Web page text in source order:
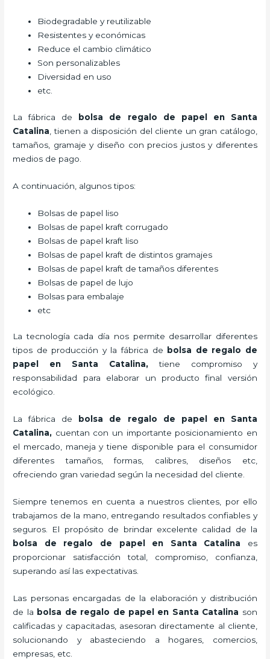
Biodegradable y reutilizable
Resistentes y económicas
Reduce el cambio climático
Son personalizables
Diversidad en uso
etc.
La fábrica de
bolsa de regalo de papel en Santa
Catalina , tienen a disposición del cliente un gran catálogo,
tamaños, gramaje y diseño con precios justos y diferentes
medios de pago.
A continuación, algunos tipos:
Bolsas de papel liso
Bolsas de papel kraft corrugado
Bolsas de papel kraft liso
Bolsas de papel kraft de distintos gramajes
Bolsas de papel kraft de tamaños diferentes
Bolsas de papel de lujo
Bolsas para embalaje
etc
La tecnología cada día nos permite desarrollar diferentes
tipos de producción y la fábrica de
bolsa de regalo de
papel en Santa Catalina, tiene compromiso y
responsabilidad para elaborar un producto final versión
ecológico.
La fábrica de
bolsa de regalo de papel en Santa
Catalina, cuentan con un importante posicionamiento en
el mercado,
maneja y tiene disponible para el consumidor
diferentes tamaños, formas, calibres, diseños etc,
ofreciendo gran variedad según la necesidad del cliente.
Siempre tenemos en cuenta a nuestros clientes, por ello
trabajamos de la mano, entregando resultados confiables y
seguros. El propósito de brindar excelente calidad de la
bolsa de regalo de papel en Santa Catalina es
proporcionar satisfacción total, compromiso, confianza,
superando así las expectativas.
Las personas encargadas de la elaboración y distribución
de la bolsa de regalo de papel en Santa Catalina son
calificadas y capacitadas, asesoran directamente al cliente,
solucionando y abasteciendo a hogares, comercios,
empresas, etc.